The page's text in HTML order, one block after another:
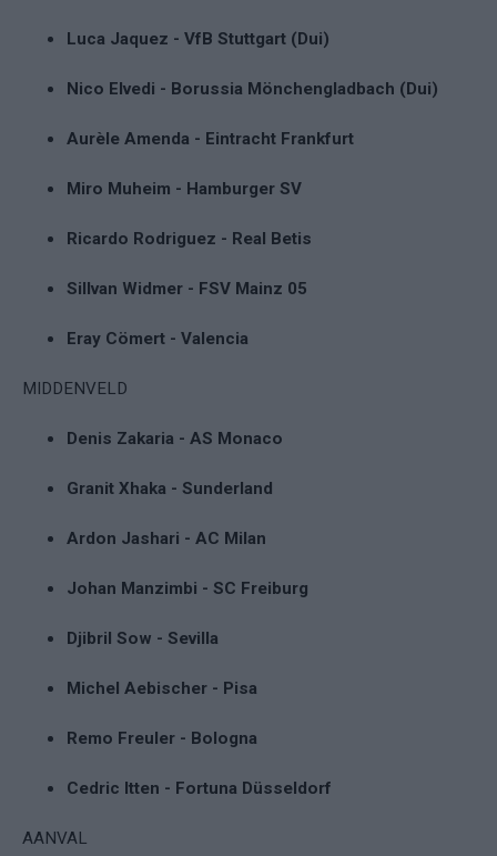
Luca Jaquez - VfB Stuttgart (Dui)
Nico Elvedi - Borussia Mönchengladbach (Dui)
Aurèle Amenda - Eintracht Frankfurt
Miro Muheim - Hamburger SV
Ricardo Rodriguez - Real Betis
Sillvan Widmer - FSV Mainz 05
Eray Cömert - Valencia
MIDDENVELD
Denis Zakaria - AS Monaco
Granit Xhaka - Sunderland
Ardon Jashari - AC Milan
Johan Manzimbi - SC Freiburg
Djibril Sow - Sevilla
Michel Aebischer - Pisa
Remo Freuler - Bologna
Cedric Itten - Fortuna Düsseldorf
AANVAL